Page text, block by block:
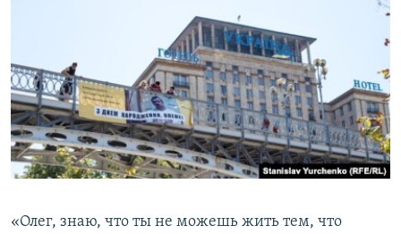
КРЫМ.НЕПОКОРЕННЫЙ
ELIFBE
УКРАИНСКАЯ ПРОБЛЕМА КРЫМА
Все сайты RFE/RL
«Олег, знаю, что ты не можешь жить тем, что